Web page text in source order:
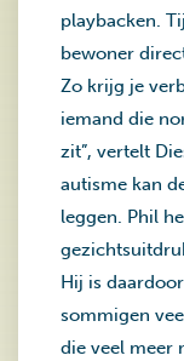
playbacken.
bewoner
Zo krijg je
iemand die
zit”, vertelt
autisme kan
leggen. Phil
Hij is
sommigen
die veel meer